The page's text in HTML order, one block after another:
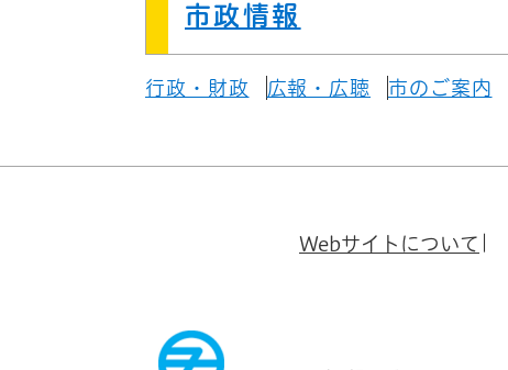
市政情報
行政・財政 広報・広聴 市のご案内
Webサイトについて